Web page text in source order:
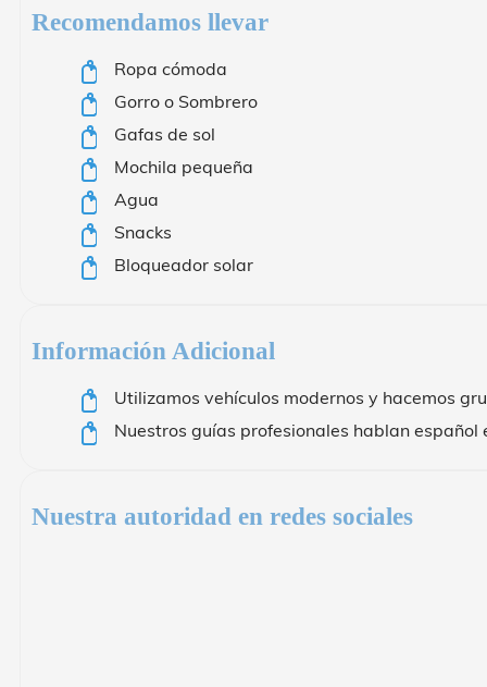
Recomendamos llevar
Ropa cómoda
Gorro o Sombrero
Gafas de sol
Mochila pequeña
Agua
Snacks
Bloqueador solar
Información Adicional
Utilizamos vehículos modernos y hacemos
Nuestros guías profesionales hablan español
Nuestra autoridad en redes sociales